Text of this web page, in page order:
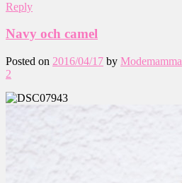
Reply
Navy och camel
Posted on 2016/04/17 by Modemamma
2